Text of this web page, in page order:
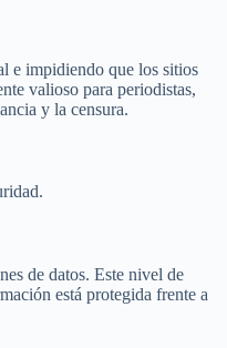
e impidiendo que los sitios
valioso para periodistas,
y la censura.
de datos. Este nivel de
está protegida frente a